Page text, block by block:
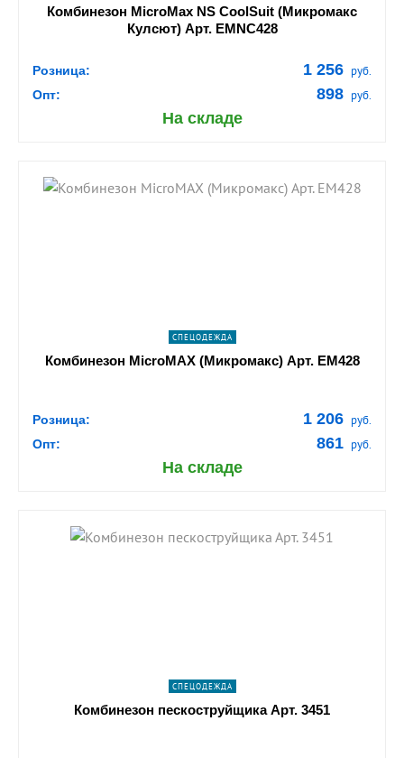
Комбинезон MicroMax NS CoolSuit (Микромакс
Кулсют) Арт. EMNC428
Розница: 1 256 руб.
Опт: 898 руб.
На складе
shopping_cart В КОРЗИНУ
СПЕЦОДЕЖДА
Комбинезон MicroMAX (Микромакс) Арт. EM428
Розница: 1 206 руб.
Опт: 861 руб.
На складе
shopping_cart В КОРЗИНУ
СПЕЦОДЕЖДА
Комбинезон пескоструйщика Арт. 3451